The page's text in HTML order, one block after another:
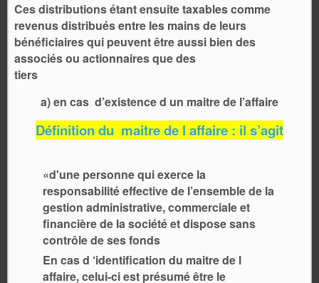
Ces distributions étant ensuite taxables comme
revenus distribués entre les mains de leurs
bénéficiaires qui peuvent être aussi bien des
associés ou actionnaires que des
tiers
a) en cas d’existence d un maitre de l’affaire
Définition du maitre de l affaire : il s’agit
«d'une personne qui exerce la
responsabilité effective de l’ensemble de la
gestion administrative, commerciale et
financière de la société et dispose sans
contrôle de ses fonds
En cas d ‘identification du maitre de l
affaire, celui-ci est présumé être le